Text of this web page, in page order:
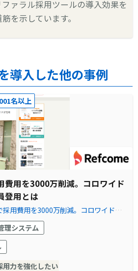
ァラル採用ツールの導入効果を
を示しています。
導入した他の事例
名以上
費用を3000万削減。コロワイド
登用とは
採用費用を3000万削減。コロワイドが
| Refcome (リフカム) - リファラル採
ゼンする伴走型サービス
理システム
用力を強化したい